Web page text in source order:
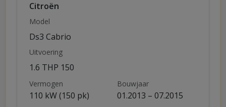
Citroën
Model
Ds3 Cabrio
Uitvoering
1.6 THP 150
Vermogen
110 kW (150 pk)
Bouwjaar
01.2013 – 07.2015